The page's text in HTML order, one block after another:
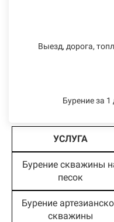
Выезд, дорога,
Бурение за 1
УСЛУГА
Бурение скважины
песок
Бурение
скважины